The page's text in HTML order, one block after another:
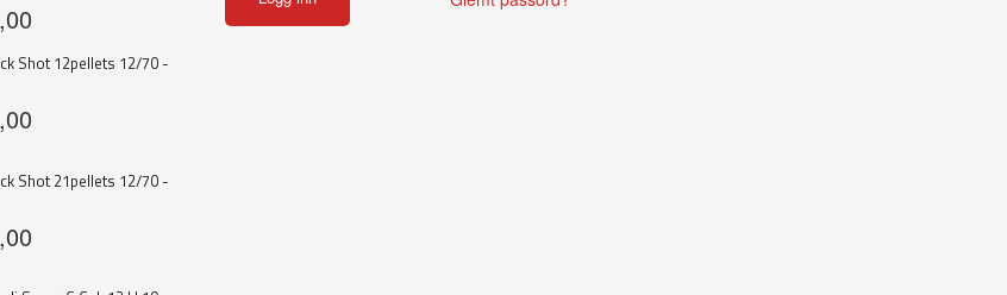
Shot 12pellets 12/70 -
Shot 21pellets 12/70 -